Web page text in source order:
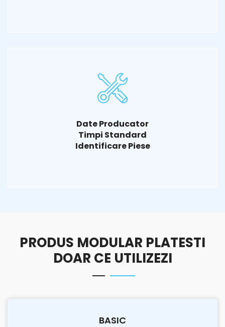
Date Producator
Timpi Standard
Identificare Piese
PRODUS MODULAR PLATESTI
DOAR CE UTILIZEZI
BASIC